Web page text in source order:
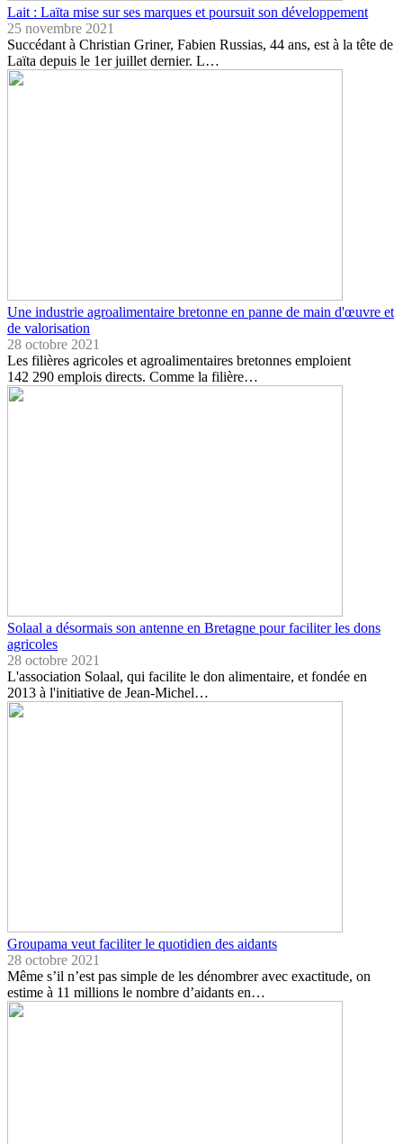
Lait : Laïta mise sur ses marques et poursuit son développement
25 novembre 2021
Succédant à Christian Griner, Fabien Russias, 44 ans, est à la tête de
Laïta depuis le 1er juillet dernier. L…
Une industrie agroalimentaire bretonne en panne de main d'œuvre et
de valorisation
28 octobre 2021
Les filières agricoles et agroalimentaires bretonnes emploient
142 290 emplois directs. Comme la filière…
Solaal a désormais son antenne en Bretagne pour faciliter les dons
agricoles
28 octobre 2021
L'association Solaal, qui facilite le don alimentaire, et fondée en
2013 à l'initiative de Jean-Michel…
Groupama veut faciliter le quotidien des aidants
28 octobre 2021
Même s’il n’est pas simple de les dénombrer avec exactitude, on
estime à 11 millions le nombre d’aidants en…